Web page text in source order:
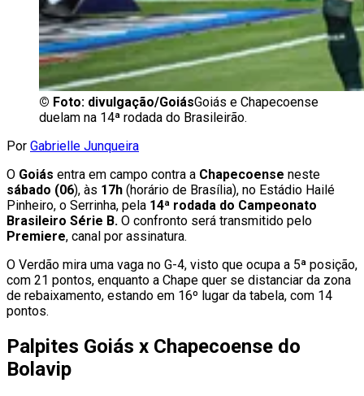
© Foto: divulgação/GoiásGoiás e Chapecoense
duelam na 14ª rodada do Brasileirão.
Por Gabrielle Junqueira
O Goiás entra em campo contra a Chapecoense neste
sábado (06), às 17h (horário de Brasília), no Estádio Hailé
Pinheiro, o Serrinha, pela 14ª rodada do Campeonato
Brasileiro Série B. O confronto será transmitido pelo
Premiere, canal por assinatura.
O Verdão mira uma vaga no G-4, visto que ocupa a 5ª posição,
com 21 pontos, enquanto a Chape quer se distanciar da zona
de rebaixamento, estando em 16º lugar da tabela, com 14
pontos.
Palpites Goiás x Chapecoense do
Bolavip